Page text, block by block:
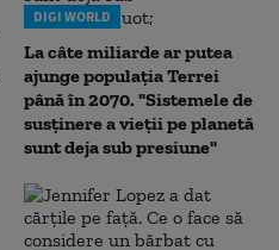
DIGI WORLD
La câte miliarde ar putea
ajunge populația Terrei
până în 2070. "Sistemele de
susținere a vieții pe planetă
sunt deja sub presiune"